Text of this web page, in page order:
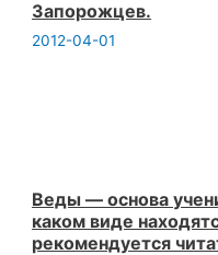
Запорожцев.
2012-04-01
Веды — основа
каком виде
рекомендуется